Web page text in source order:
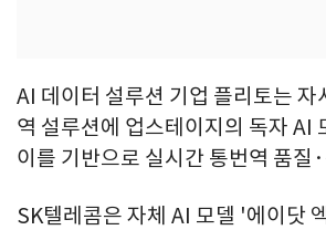
AI 데이터 설루션 기업 플리토는 자
역 설루션에 업스테이지의 독자 AI
이를 기반으로 실시간 통번역 품질
SK텔레콤은 자체 AI 모델 '에이닷